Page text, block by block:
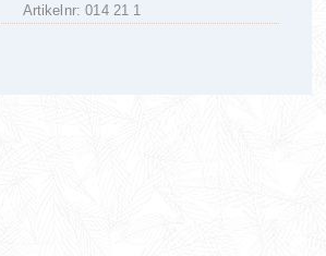
Artikelnr: 014 21 1